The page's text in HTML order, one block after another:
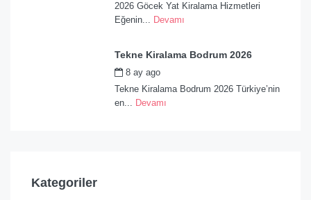
2026 Göcek Yat Kiralama Hizmetleri
Eğenin... Devamı
Tekne Kiralama Bodrum 2026
8 ay ago
Tekne Kiralama Bodrum 2026 Türkiye’nin
en... Devamı
Kategoriler